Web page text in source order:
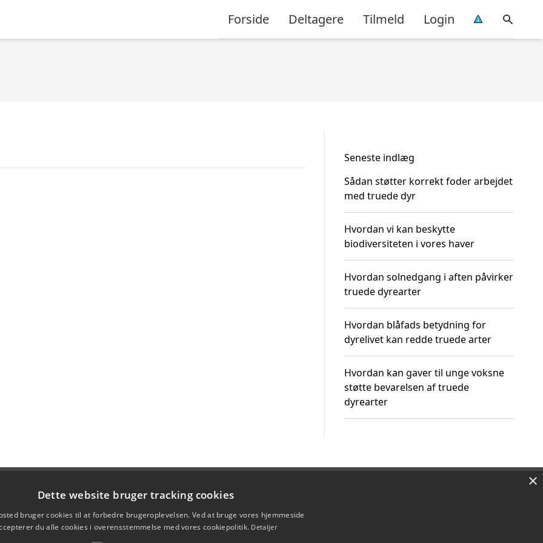
Forside Deltagere Tilmeld Login
Seneste indlæg
Sådan støtter korrekt foder arbejdet
med truede dyr
Hvordan vi kan beskytte
biodiversiteten i vores haver
Hvordan solnedgang i aften påvirker
truede dyrearter
Hvordan blåfads betydning for
dyrelivet kan redde truede arter
Hvordan kan gaver til unge voksne
støtte bevarelsen af truede
dyrearter
×
Dette website bruger tracking cookies
bruger cookies til at forbedre brugeroplevelsen. Ved at bruge vores hjemmeside
du alle cookies i overensstemmelse med vores cookiepolitik. Detaljer